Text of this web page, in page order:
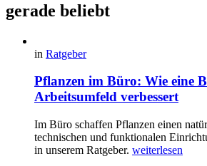
gerade beliebt
in Ratgeber
Pflanzen im Büro: Wie eine
Arbeitsumfeld verbessert
Im Büro schaffen Pflanzen einen
technischen und funktionalen
in unserem Ratgeber. weiterlesen